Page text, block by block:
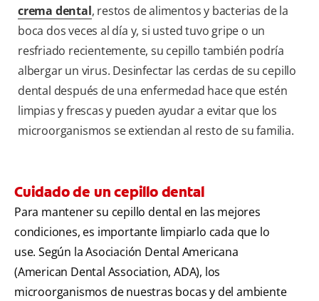
crema dental, restos de alimentos y bacterias de la
boca dos veces al día y, si usted tuvo gripe o un
resfriado recientemente, su cepillo también podría
albergar un virus. Desinfectar las cerdas de su cepillo
dental después de una enfermedad hace que estén
limpias y frescas y pueden ayudar a evitar que los
microorganismos se extiendan al resto de su familia.
Cuidado de un cepillo dental
Para mantener su cepillo dental en las mejores
condiciones, es importante limpiarlo cada que lo
use. Según la Asociación Dental Americana
(American Dental Association, ADA), los
microorganismos de nuestras bocas y del ambiente